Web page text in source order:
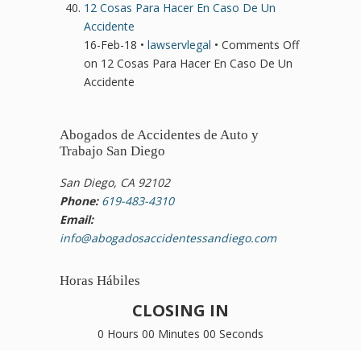
12 Cosas Para Hacer En Caso De Un
Accidente
16-Feb-18 • lawservlegal • Comments Off
on 12 Cosas Para Hacer En Caso De Un
Accidente
Abogados de Accidentes de Auto y
Trabajo San Diego
San Diego, CA 92102
Phone: 619-483-4310
Email:
info@abogadosaccidentessandiego.com
Horas Hábiles
CLOSING IN
0 Hours 00 Minutes 00 Seconds